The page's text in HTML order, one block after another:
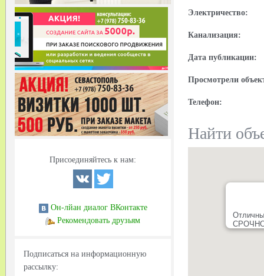
Присоединяйтесь к нам:
Он-лйан диалог ВКонтакте
Рекомендовать друзьям
Подписаться на информационную
рассылку:
Электричество:
Канализация:
Дата публикации:
Просмотрели
Телефон:
Найти